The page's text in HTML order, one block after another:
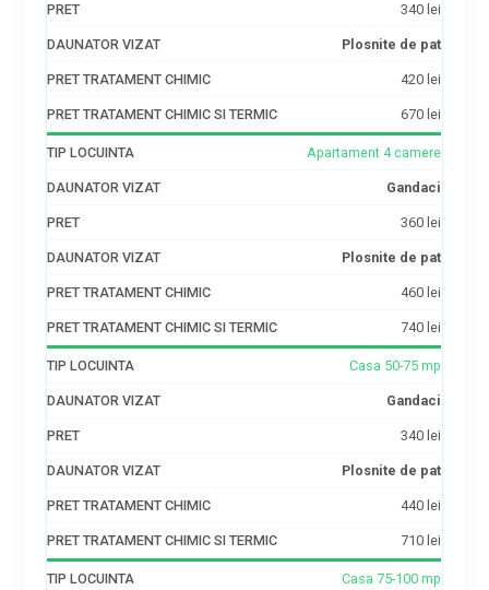
340 lei
Plosnite de pat
420 lei
670 lei
Apartament 4 camere
Gandaci
360 lei
Plosnite de pat
460 lei
740 lei
Casa 50-75 mp
Gandaci
340 lei
Plosnite de pat
440 lei
710 lei
Casa 75-100 mp